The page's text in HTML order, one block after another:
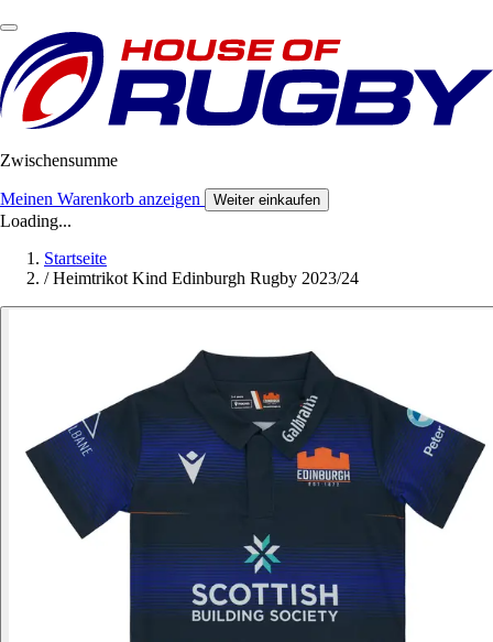
Zwischensumme
Meinen Warenkorb anzeigen Weiter einkaufen
Loading...
Startseite
/ Heimtrikot Kind Edinburgh Rugby 2023/24